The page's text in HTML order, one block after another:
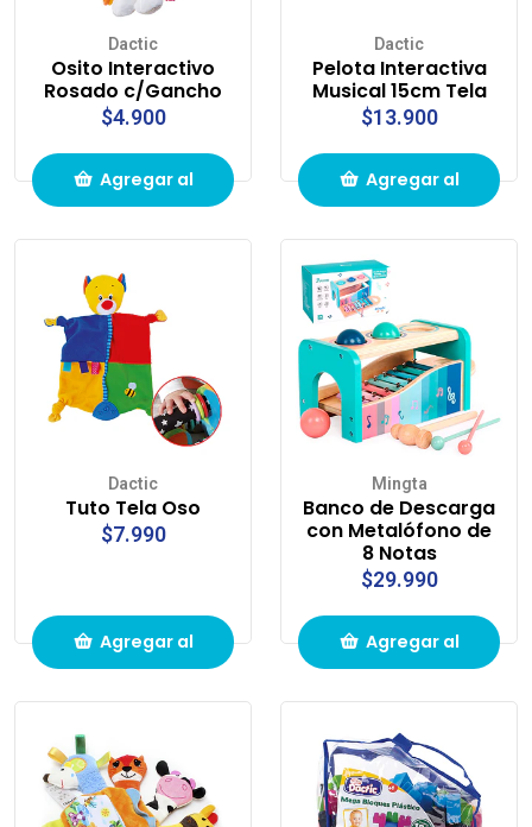
Dactic
Osito Interactivo
Rosado c/Gancho
$4.900
Agregar al
compras
Dactic
Pelota Interactiva
Musical 15cm Tela
$13.900
Agregar al
compras
Dactic
Tuto Tela Oso
$7.990
Agregar al
compras
Mingta
Banco de Descarga
con Metalófono de
8 Notas
$29.990
Agregar al
compras